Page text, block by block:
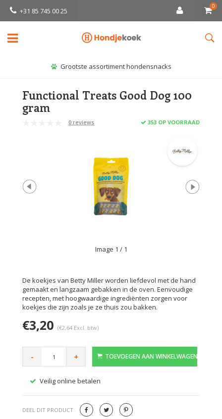
+31 85 745 00 25
0
Grootste assortiment hondensnacks
Functional Treats Good Dog 100
gram
0 reviews 353 OP VOORRAAD
Image 1 / 1
De koekjes van Betty Miller worden liefdevol met de hand
gemaakt en langzaam gebakken in de oven. Eenvoudige
recepten, met hoogwaardige ingrediënten zorgen voor
koekjes die zijn zoals je ze thuis zou bakken.
€3,20 (€2,64 Excl. btw)
- + TOEVOEGEN AAN WINKELWAGEN
Veilig online betalen
DEEL DIT PRODUCT